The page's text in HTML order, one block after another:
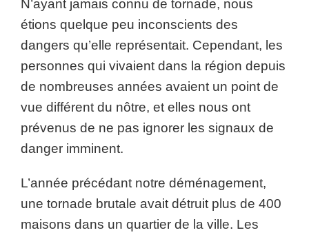
N’ayant jamais connu de tornade, nous
étions quelque peu inconscients des
dangers qu’elle représentait. Cependant, les
personnes qui vivaient dans la région depuis
de nombreuses années avaient un point de
vue différent du nôtre, et elles nous ont
prévenus de ne pas ignorer les signaux de
danger imminent.
L’année précédant notre déménagement,
une tornade brutale avait détruit plus de 400
maisons dans un quartier de la ville. Les